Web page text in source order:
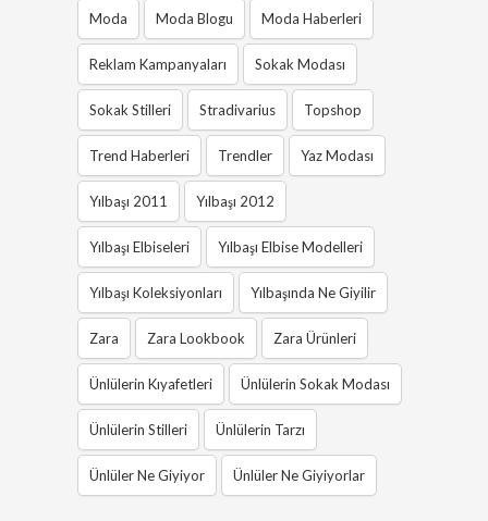
Moda Moda Blogu Moda Haberleri
Reklam Kampanyaları Sokak Modası
Sokak Stilleri Stradivarius Topshop
Trend Haberleri Trendler Yaz Modası
Yılbaşı 2011 Yılbaşı 2012
Yılbaşı Elbiseleri Yılbaşı Elbise Modelleri
Yılbaşı Koleksiyonları Yılbaşında Ne Giyilir
Zara Zara Lookbook Zara Ürünleri
Ünlülerin Kıyafetleri Ünlülerin Sokak Modası
Ünlülerin Stilleri Ünlülerin Tarzı
Ünlüler Ne Giyiyor Ünlüler Ne Giyiyorlar